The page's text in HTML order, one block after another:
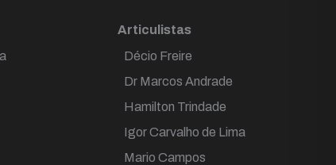
Articulistas
Décio Freire
Dr Marcos Andrade
Hamilton Trindade
Igor Carvalho de Lima
Mario Campos